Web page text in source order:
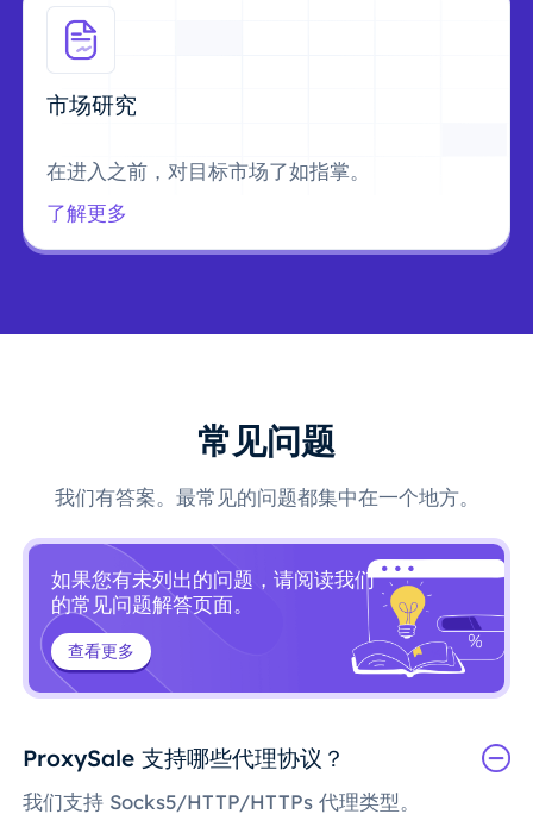
市场研究
在进入之前，对目标市场了如指掌。
了解更多
常见问题
我们有答案。最常见的问题都集中在一个地方。
如果您有未列出的问题，请阅读我们
的常见问题解答页面。
查看更多
ProxySale 支持哪些代理协议？
我们支持 Socks5/HTTP/HTTPs 代理类型。